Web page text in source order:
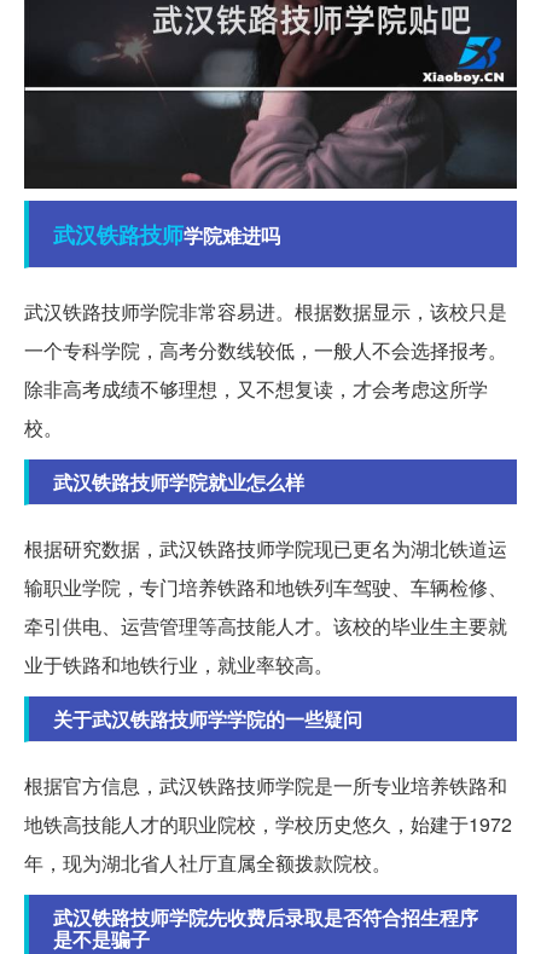
武汉铁路技师学院难进吗
武汉铁路技师学院非常容易进。根据数据显示，该校只是
一个专科学院，高考分数线较低，一般人不会选择报考。
除非高考成绩不够理想，又不想复读，才会考虑这所学
校。
武汉铁路技师学院就业怎么样
根据研究数据，武汉铁路技师学院现已更名为湖北铁道运
输职业学院，专门培养铁路和地铁列车驾驶、车辆检修、
牵引供电、运营管理等高技能人才。该校的毕业生主要就
业于铁路和地铁行业，就业率较高。
关于武汉铁路技师学学院的一些疑问
根据官方信息，武汉铁路技师学院是一所专业培养铁路和
地铁高技能人才的职业院校，学校历史悠久，始建于1972
年，现为湖北省人社厅直属全额拨款院校。
武汉铁路技师学院先收费后录取是否符合招生程序
是不是骗子